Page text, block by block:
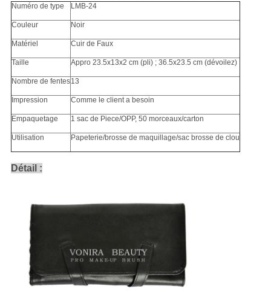
Numéro de type LMB-24
Couleur Noir
Matériel Cuir de Faux
Taille Appro 23.5x13x2 cm (pli) ; 36.5x23.5 cm (dévoilez)
Nombre de fentes13
Impression Comme le client a besoin
Empaquetage 1 sac de Piece/OPP, 50 morceaux/carton
Utilisation Papeterie/brosse de maquillage/sac brosse de clou
Détail :